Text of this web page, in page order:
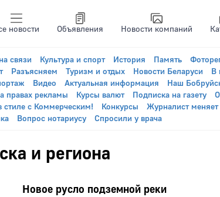
новости Объявления Новости компаний
связи Культура и спорт История Память
Разъясняем Туризм и отдых Новости Беларуси В
Видео Актуальная информация Наш
правах рекламы Курсы валют Подписка на газету
стиле с Коммерческим! Конкурсы Журналист
Вопрос нотариусу Спросили у врача
и региона
Новое русло подземной реки